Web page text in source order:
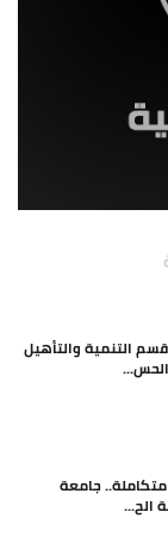
قسم التنمية والتأهيل
جامعة
الح...